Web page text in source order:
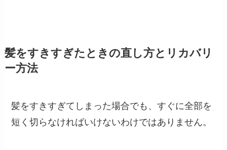
髪をすきすぎたときの直し方とリカバリ
ー方法
髪をすきすぎてしまった場合でも、すぐに全部を
短く切らなければいけないわけではありません。